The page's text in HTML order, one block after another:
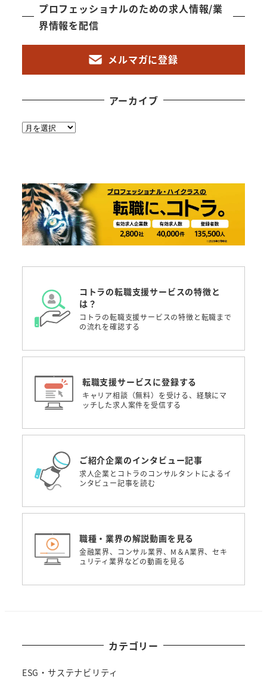
プロフェッショナルのための求人情報/業
界情報を配信
メルマガに登録
アーカイブ
ア
ブ
コトラの転職支援サービスの特徴と
は？
コトラの転職支援サービスの特徴と転職まで
の流れを確認する
転職支援サービスに登録する
キャリア相談（無料）を受ける、経験にマ
ッチした求人案件を受信する
ご紹介企業のインタビュー記事
求人企業とコトラのコンサルタントによるイ
ンタビュー記事を読む
職種・業界の解説動画を見る
金融業界、コンサル業界、M＆A業界、セキ
ュリティ業界などの動画を見る
カテゴリー
ESG・サステナビリティ